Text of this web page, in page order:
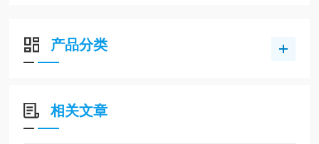
产品分类
相关文章